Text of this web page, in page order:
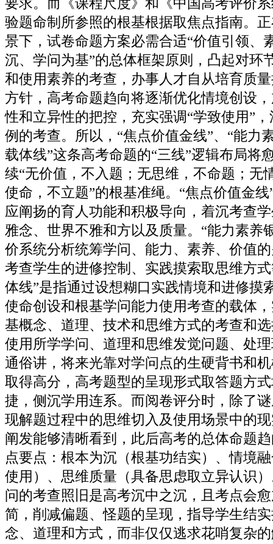
要求。而《课程尺度》和《中国高考评价
验题命制所参照的根基根据取焦点指南。
景下，试卷命题方案必需合适“价值引领、
沉、学问为基”的总体框架原则，凸起对环
和使用素养的考查，办事人才自从培育质
方针，高考命题趋向将逐渐优化情境创设
性和立异性的把控，充实强调“学致使用”
例的考查。所以，“焦点价值金线”、“能力
载体线”这条高考命题的“三线”逻辑布局将
续“无价值，不入题；无思维，不命题；无
使命，不立题”的根基准绳。“焦点价值金
应阐扬的育人功能和积极导向，着沉考查
雅念、世界不雅和方以及质量。“能力素养
价系统分析统筹学问、能力、素养、价值
考查学生的进修控制、实践摸索取思维方
体线”是指通过设想糊口实践情境和进修摸
使命创设和根基学问能力使用考查的载体
基概念、道理、技术和思维方式的考查和
使用所学学问、道理和思维发觉问题、处
通俗讲，将来光靠对学问点的生硬背书和
取得高分，高考题型的呈现形式取答题方
捷，侧沉学用连系。而阅卷评分时，除了
现解题过程中的思维切入及使用场景中的
阐发能够清晰看到，此后高考的总体命题
点要点：根本为沉（根基功结实）、情境
使用）、思维质量（具备思虑取立异认识
问的考查照旧是高考沉中之沉，且考点会
简，削减偏题、怪题的呈现，指导学生结
念、道理和方式，而非仅仅逃求花哨复杂